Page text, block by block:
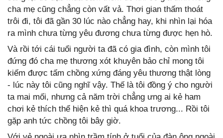
cha mẹ cũng chẳng còn vất vả. Thơi gian thấm thoát
trôi đi, tôi đã gần 30 lúc nào chẳng hay, khi nhìn lại hóa
ra mình chưa từng yêu đương chưa từng được hẹn hò.
Và rồi tới cái tuổi người ta đã có gia đình, còn mình tôi
đứng đó cha mẹ thương xót khuyên bảo chỉ mong tôi
kiếm được tấm chồng xứng đáng yêu thương thật lòng
- lúc này tôi cũng nghĩ vậy. Thế là tôi đồng ý cho người
ta mai mối, nhưng cả năm trời chẳng ưng ai kẻ ham
chơi kẻ thích thể hiện kẻ thì quá khoa trương... Rồi tôi
gặp anh tức chồng tôi bây giờ.